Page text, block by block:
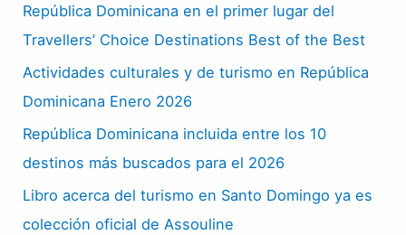
República Dominicana en el primer lugar del
Travellers’ Choice Destinations Best of the Best
Actividades culturales y de turismo en República
Dominicana Enero 2026
República Dominicana incluida entre los 10
destinos más buscados para el 2026
Libro acerca del turismo en Santo Domingo ya es
colección oficial de Assouline